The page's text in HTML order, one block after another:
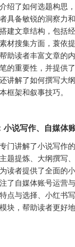
绍了如何选题构思
具备敏锐的洞察力
建文章结构，包括
材搜集方面，蓑依
助读者丰富文章的
的重要性，并提供
讲解了如何撰写大
框架和叙事技巧。
小说写作、自媒体
门讲解了小说写作
题提炼、大纲撰写
读者提供了全面的
了自媒体账号运营
点与选择、小红书
块，帮助读者更好